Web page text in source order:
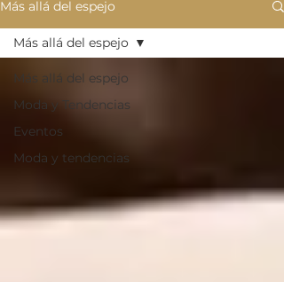
Más allá del espejo
Más allá del espejo
Moda y Tendencias
Eventos
Moda y tendencias
Más allá del espejo